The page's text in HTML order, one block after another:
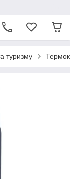
туризму